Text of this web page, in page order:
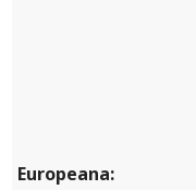
Europeana: